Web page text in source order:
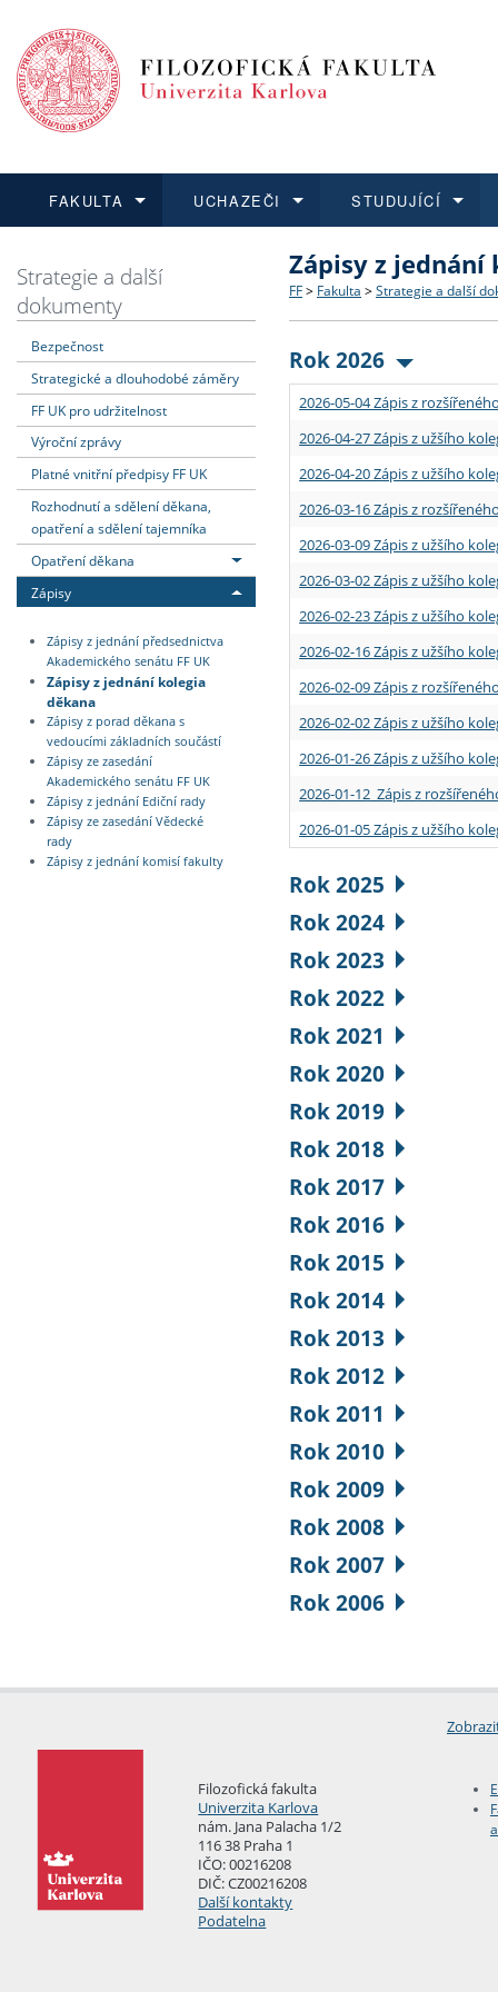
FAKULTA
Dozvědět se více
Struktura a historie
Strategie a další
Podpora a benefity pro
Absolventi fakulty
UCHAZEČI
Podat přihlášku
Co studovat a jak se
Učitelské studijní
Informace k průběhu
STUDUJÍCÍ
Dozvědět se více
Bakalářské a magisterské
Doktorské studium
Rigorózní řízení
Dozvědět se více
O vědě a výzkumu na FF
Akademické kvalifikace
Granty a projekty
Dozvědět se více
Aktuální nabídky a
Vyjíždějící studenti
Přijíždějící studenti
Vyjíždějící zaměstnanci
Strategie a další
dokumenty
Bezpečnost
Strategické a dlouhodobé záměry
FF UK pro udržitelnost
Výroční zprávy
Platné vnitřní předpisy FF UK
Rozhodnutí a sdělení děkana,
opatření a sdělení tajemníka
Opatření děkana
Zápisy
Zápisy z jednání předsednictva
Akademického senátu FF UK
Zápisy z jednání kolegia
děkana
Zápisy z porad děkana s
vedoucími základních součástí
Zápisy ze zasedání
Akademického senátu FF UK
Zápisy z jednání Ediční rady
Zápisy ze zasedání Vědecké
rady
Zápisy z jednání komisí fakulty
Zápisy z jednání
FF > Fakulta > Strategie a další
Rok 2026
2026-05-04 Zápis z
2026-04-27 Zápis z užšího
2026-04-20 Zápis z užšího
2026-03-16 Zápis z
2026-03-09 Zápis z užšího
2026-03-02 Zápis z užšího
2026-02-23 Zápis z užšího
2026-02-16 Zápis z užšího
2026-02-09 Zápis z
2026-02-02 Zápis z užšího
2026-01-26 Zápis z užšího
2026-01-12 Zápis z
2026-01-05 Zápis z užšího
Rok 2025
Rok 2024
Rok 2023
Rok 2022
Rok 2021
Rok 2020
Rok 2019
Rok 2018
Rok 2017
Rok 2016
Rok 2015
Rok 2014
Rok 2013
Rok 2012
Rok 2011
Rok 2010
Rok 2009
Rok 2008
Rok 2007
Rok 2006
Filozofická fakulta
Univerzita Karlova
nám. Jana Palacha 1/2
116 38 Praha 1
IČO: 00216208
DIČ: CZ00216208
Další kontakty
Podatelna